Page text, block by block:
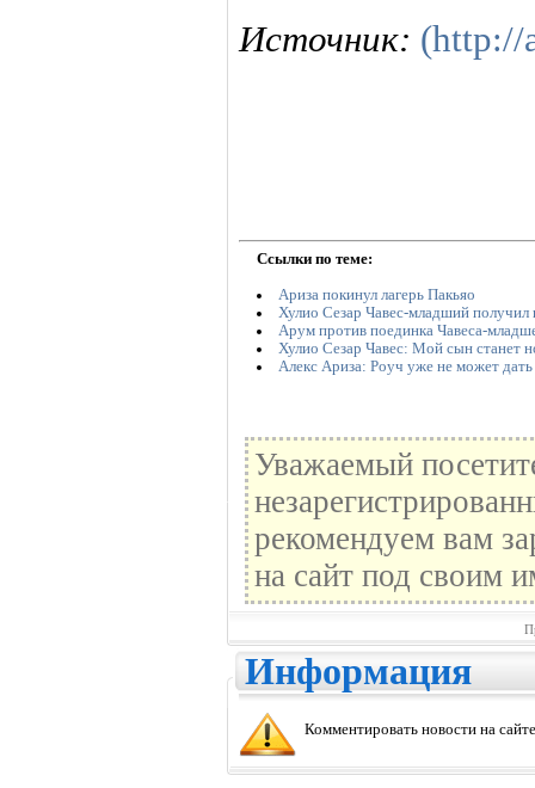
Источник: (http://
Ссылки по теме:
Ариза покинул лагерь Пакьяо
Хулио Сезар Чавес-младший
Арум против поединка Чавеса-
Хулио Сезар Чавес: Мой сын станет
Алекс Ариза: Роуч уже не может
Уважаемый
рекомендуем вам
на сайт под своим
Информация
Комментировать новости на